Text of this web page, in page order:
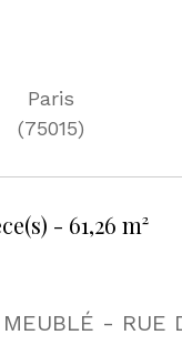
Paris
(75015)
- 61,26 m²
- RUE